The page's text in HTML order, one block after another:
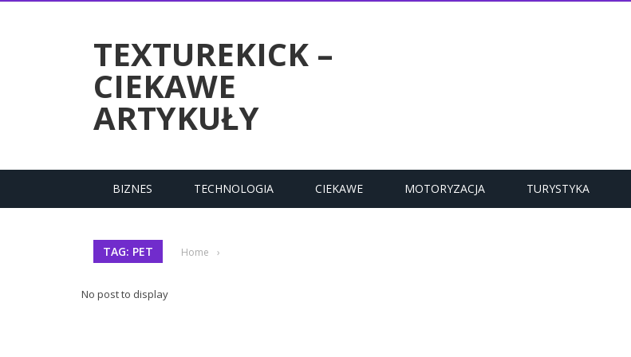
TEXTUREKICK –
CIEKAWE
ARTYKUŁY
BIZNES TECHNOLOGIA CIEKAWE MOTORYZACJA TURYSTYKA
TAG: PET Home ›
No post to display